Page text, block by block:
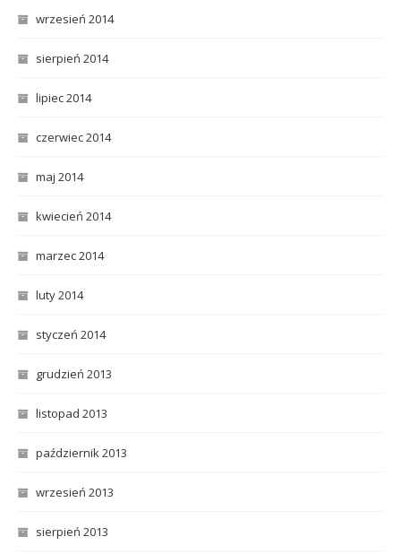
wrzesień 2014
sierpień 2014
lipiec 2014
czerwiec 2014
maj 2014
kwiecień 2014
marzec 2014
luty 2014
styczeń 2014
grudzień 2013
listopad 2013
październik 2013
wrzesień 2013
sierpień 2013